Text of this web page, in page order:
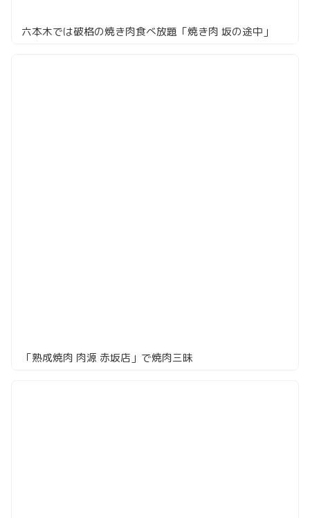
六本木では破格の焼き肉食べ放題「焼き肉 坂の途中」
「熟成焼肉 肉源 赤坂店」で焼肉三昧